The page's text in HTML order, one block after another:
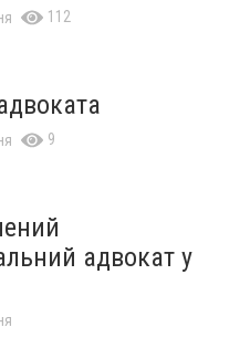
112
9
адвокат у